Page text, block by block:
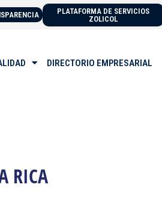
PLATAFORMA DE SERVICIOS
ZOLICOL
DIRECTORIO EMPRESARIAL
RICA